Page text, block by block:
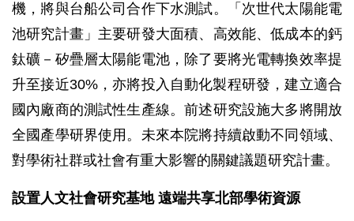
機，將與台船公司合作下水測試。「次世代太陽能電
池研究計畫」主要研發大面積、高效能、低成本的鈣
鈦礦－矽疊層太陽能電池，除了要將光電轉換效率提
升至接近30%，亦將投入自動化製程研發，建立適合
國內廠商的測試性生產線。前述研究設施大多將開放
全國產學研界使用。未來本院將持續啟動不同領域、
對學術社群或社會有重大影響的關鍵議題研究計畫。
設置人文社會研究基地 遠端共享北部學術資源